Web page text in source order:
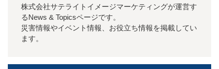
株式会社サテライトイメージマーケティングが運営す
るNews & Topicsページです。
災害情報やイベント情報、お役立ち情報を掲載してい
ます。